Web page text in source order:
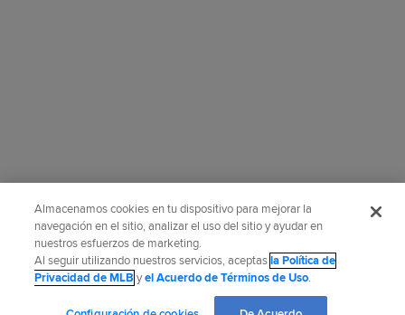
Por los Rojos, no hubo latinoamericanos al bate.
¿Te gustó este artículo?
Almacenamos cookies en tu dispositivo para mejorar la
navegación en el sitio, analizar el uso del sitio y ayudar en
nuestros esfuerzos de marketing.
Al seguir utilizando nuestros servicios, aceptasla Política de
Privacidad de MLB yel Acuerdo de Términos de Uso.